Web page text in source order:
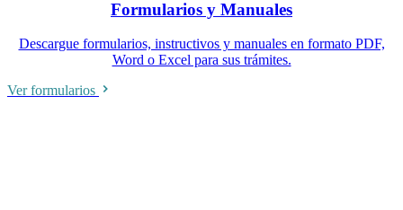
Formularios y Manuales
Descargue formularios, instructivos y manuales en formato PDF,
Word o Excel para sus trámites.
Ver formularios